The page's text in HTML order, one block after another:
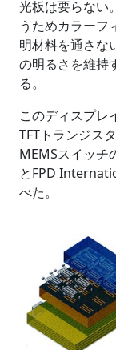
光板は要らない
うためカラーフ
明材料を通さな
の明るさを維持
る。
このディスプレ
TFTトランジス
MEMSスイッチ
とFPD
べた。